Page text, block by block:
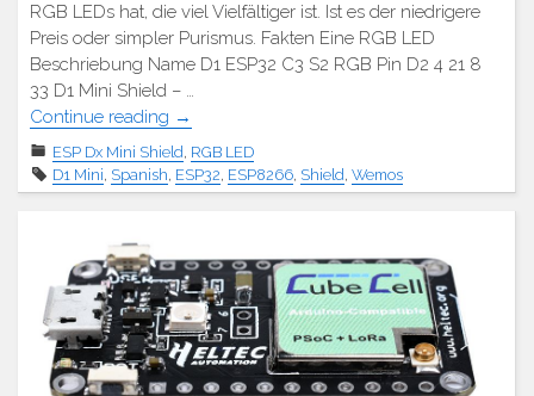
RGB LEDs hat, die viel Vielfältiger ist. Ist es der niedrigere
Preis oder simpler Purismus. Fakten Eine RGB LED
Beschriebung Name D1 ESP32 C3 S2 RGB Pin D2 4 21 8
33 D1 Mini Shield – …
Continue reading "D1
Mini
Shield
–
(Einzeln)"
→
ESP Dx Mini Shield RGB LED
D1 Mini Spanish ESP32 ESP8266 Shield Wemos